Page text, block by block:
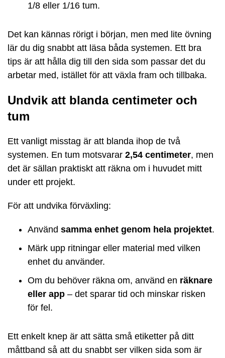
1/8 eller 1/16 tum.
Det kan kännas rörigt i början, men med lite övning
lär du dig snabbt att läsa båda systemen. Ett bra
tips är att hålla dig till den sida som passar det du
arbetar med, istället för att växla fram och tillbaka.
Undvik att blanda centimeter och
tum
Ett vanligt misstag är att blanda ihop de två
systemen. En tum motsvarar 2,54 centimeter, men
det är sällan praktiskt att räkna om i huvudet mitt
under ett projekt.
För att undvika förväxling:
Använd samma enhet genom hela projektet.
Märk upp ritningar eller material med vilken
enhet du använder.
Om du behöver räkna om, använd en räknare
eller app – det sparar tid och minskar risken
för fel.
Ett enkelt knep är att sätta små etiketter på ditt
måttband så att du snabbt ser vilken sida som är